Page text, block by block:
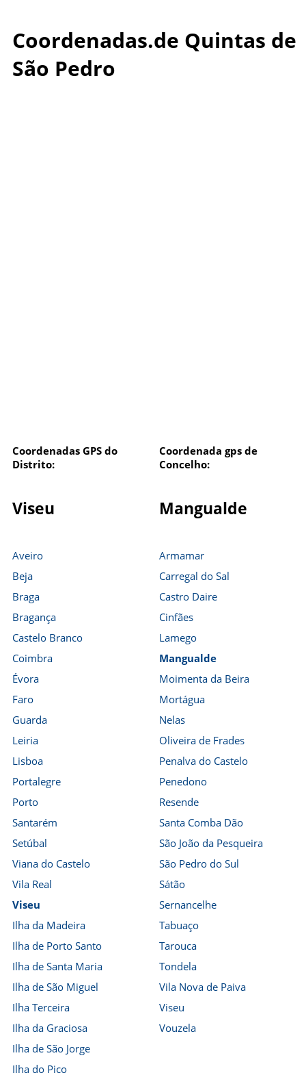
Coordenadas.de Quintas de
São Pedro
Coordenadas GPS do
Distrito:
Coordenada gps de
Concelho:
Viseu Mangualde
Aveiro
Beja
Braga
Bragança
Castelo Branco
Coimbra
Évora
Faro
Guarda
Leiria
Lisboa
Portalegre
Porto
Santarém
Setúbal
Viana do Castelo
Vila Real
Viseu
Ilha da Madeira
Ilha de Porto Santo
Ilha de Santa Maria
Ilha de São Miguel
Ilha Terceira
Ilha da Graciosa
Ilha de São Jorge
Ilha do Pico
Armamar
Carregal do Sal
Castro Daire
Cinfães
Lamego
Mangualde
Moimenta da Beira
Mortágua
Nelas
Oliveira de Frades
Penalva do Castelo
Penedono
Resende
Santa Comba Dão
São João da Pesqueira
São Pedro do Sul
Sátão
Sernancelhe
Tabuaço
Tarouca
Tondela
Vila Nova de Paiva
Viseu
Vouzela